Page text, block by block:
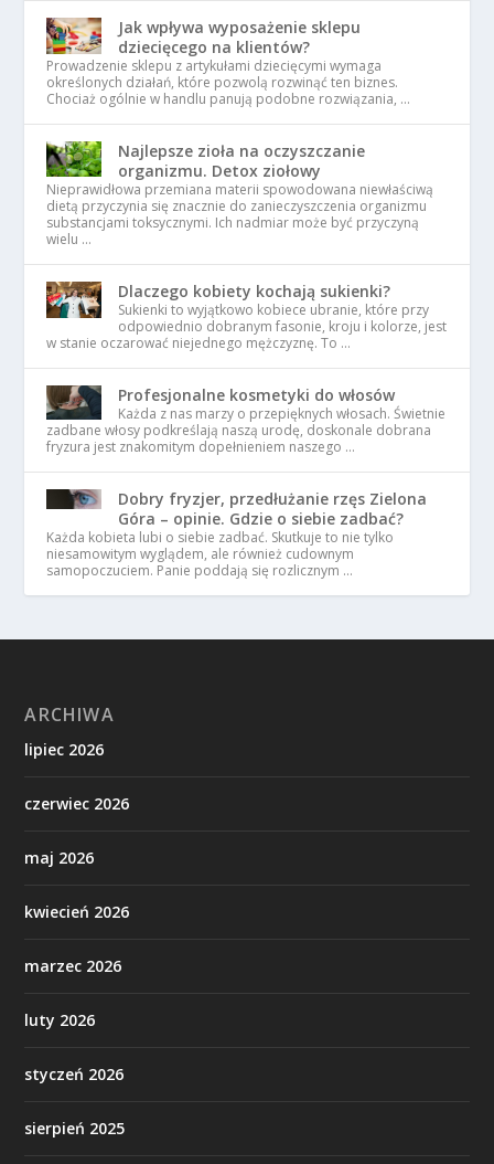
Jak wpływa wyposażenie sklepu
dziecięcego na klientów?
Prowadzenie sklepu z artykułami dziecięcymi wymaga
określonych działań, które pozwolą rozwinąć ten biznes.
Chociaż ogólnie w handlu panują podobne rozwiązania, …
Najlepsze zioła na oczyszczanie
organizmu. Detox ziołowy
Nieprawidłowa przemiana materii spowodowana niewłaściwą
dietą przyczynia się znacznie do zanieczyszczenia organizmu
substancjami toksycznymi. Ich nadmiar może być przyczyną
wielu …
Dlaczego kobiety kochają sukienki?
Sukienki to wyjątkowo kobiece ubranie, które przy
odpowiednio dobranym fasonie, kroju i kolorze, jest
w stanie oczarować niejednego mężczyznę. To …
Profesjonalne kosmetyki do włosów
Każda z nas marzy o przepięknych włosach. Świetnie
zadbane włosy podkreślają naszą urodę, doskonale dobrana
fryzura jest znakomitym dopełnieniem naszego …
Dobry fryzjer, przedłużanie rzęs Zielona
Góra – opinie. Gdzie o siebie zadbać?
Każda kobieta lubi o siebie zadbać. Skutkuje to nie tylko
niesamowitym wyglądem, ale również cudownym
samopoczuciem. Panie poddają się rozlicznym …
ARCHIWA
lipiec 2026
czerwiec 2026
maj 2026
kwiecień 2026
marzec 2026
luty 2026
styczeń 2026
sierpień 2025